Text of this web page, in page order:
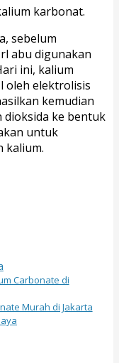
karbonat.
sebelum
abu digunakan
ini, kalium
oleh elektrolisis
kemudian
ke bentuk
untuk
kalium.
Carbonate di
Murah di Jakarta